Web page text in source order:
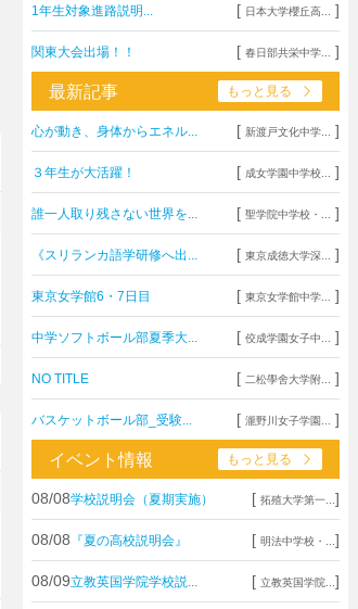
1年生対象進路説明... [ 日本大学櫻丘高... ]
関東大会出場！！ [ 春日部共栄中学... ]
最新記事 もっと見る
心が動き、身体からエネル... [ 新渡戸文化中学... ]
３年生が大活躍！ [ 成女学園中学校... ]
誰一人取り残さない世界を... [ 聖学院中学校・... ]
《スリランカ語学研修へ出... [ 東京成徳大学深... ]
東京女学館6・7日目 [ 東京女学館中学... ]
中学ソフトボール部夏季大... [ 佼成学園女子中... ]
NO TITLE [ 二松學舍大学附... ]
バスケットボール部_受験... [ 瀧野川女子学園... ]
イベント情報 もっと見る
08/08学校説明会（夏期実施） [ 拓殖大学第一... ]
08/08 『夏の高校説明会』 [ 明法中学校・... ]
08/09立教英国学院学校説... [ 立教英国学院... ]